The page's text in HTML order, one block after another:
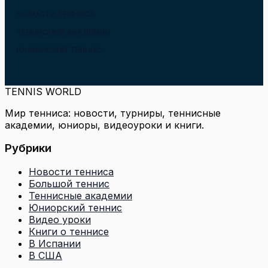
TENNIS WORLD
Мир тенниса: новости, турниры, теннисные
академии, юниоры, видеоуроки и книги.
Рубрики
Новости тенниса
Большой теннис
Теннисные академии
Юниорский теннис
Видео уроки
Книги о теннисе
В Испании
В США